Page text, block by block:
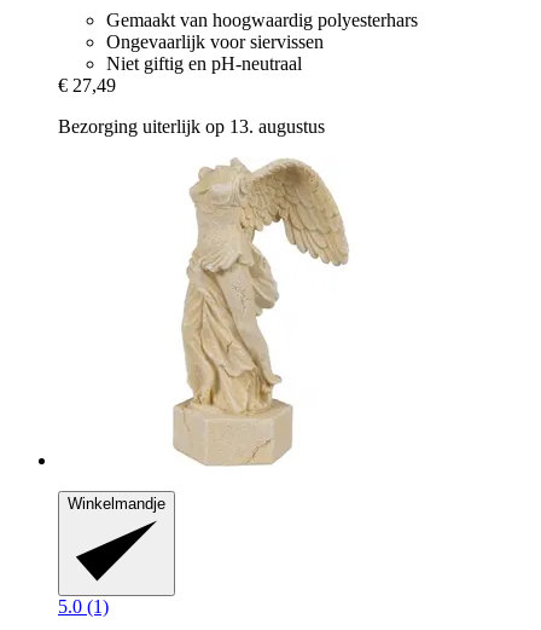
Gemaakt van hoogwaardig polyesterhars
Ongevaarlijk voor siervissen
Niet giftig en pH-neutraal
€ 27,49
Bezorging uiterlijk op 13. augustus
Winkelmandje
5.0 (1)